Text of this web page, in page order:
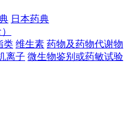
日本药典
类 维生素 药物及药物代谢物
离子 微生物鉴别或药敏试验